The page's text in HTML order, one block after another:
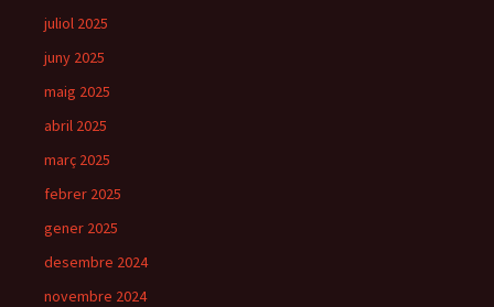
juliol 2025
juny 2025
maig 2025
abril 2025
març 2025
febrer 2025
gener 2025
desembre 2024
novembre 2024